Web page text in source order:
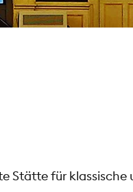
Stätte für klassische